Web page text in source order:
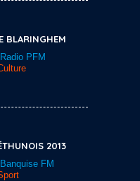
BLARINGHEM
Radio PFM
2013
Banquise FM